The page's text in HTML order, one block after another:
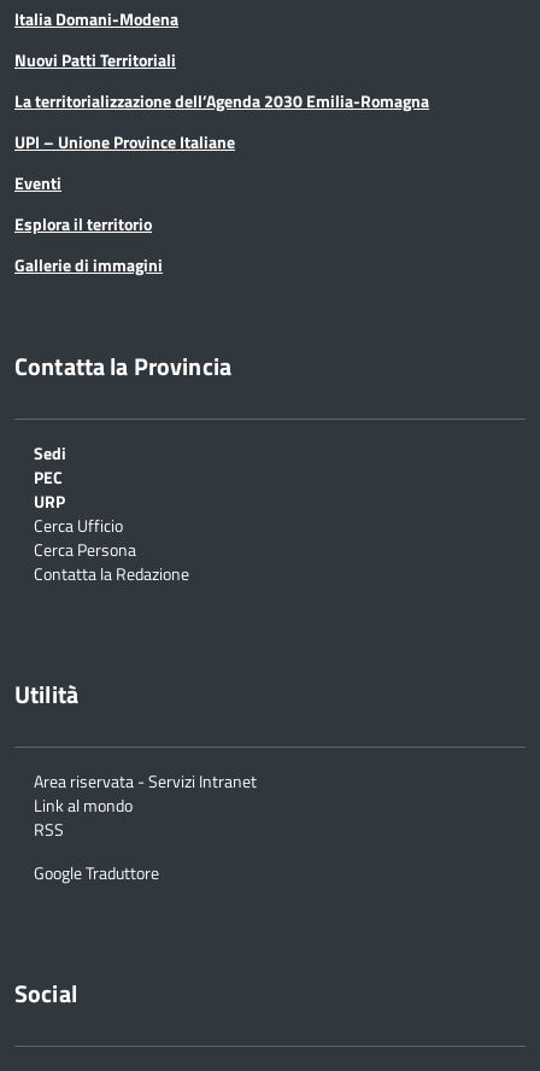
Italia Domani-Modena
Nuovi Patti Territoriali
La territorializzazione dell’Agenda 2030 Emilia-Romagna
UPI – Unione Province Italiane
Eventi
Esplora il territorio
Gallerie di immagini
Contatta la Provincia
Sedi
PEC
URP
Cerca Ufficio
Cerca Persona
Contatta la Redazione
Utilità
Area riservata - Servizi Intranet
Link al mondo
RSS
Google Traduttore
Social